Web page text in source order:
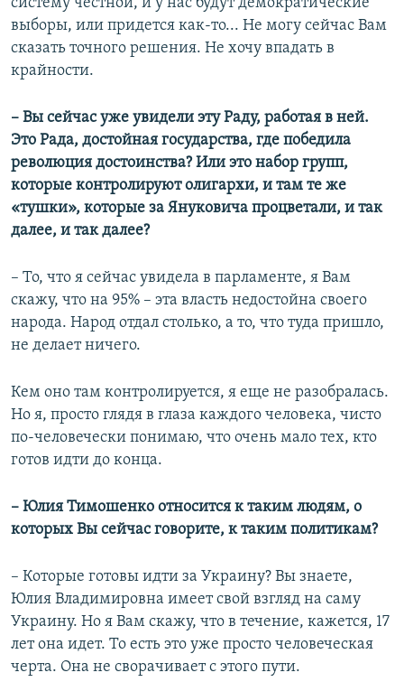
систему честной, и у нас будут демократические
выборы, или придется как-то... Не могу сейчас Вам
сказать точного решения. Не хочу впадать в
крайности.
– Вы сейчас уже увидели эту Раду, работая в ней.
Это Рада, достойная государства, где победила
революция достоинства? Или это набор групп,
которые контролируют олигархи, и там те же
«тушки», которые за Януковича процветали, и так
далее, и так далее?
– То, что я сейчас увидела в парламенте, я Вам
скажу, что на 95% – эта власть недостойна своего
народа. Народ отдал столько, а то, что туда пришло,
не делает ничего.
Кем оно там контролируется, я еще не разобралась.
Но я, просто глядя в глаза каждого человека, чисто
по-человечески понимаю, что очень мало тех, кто
готов идти до конца.
– Юлия Тимошенко относится к таким людям, о
которых Вы сейчас говорите, к таким политикам?
– Которые готовы идти за Украину? Вы знаете,
Юлия Владимировна имеет свой взгляд на саму
Украину. Но я Вам скажу, что в течение, кажется, 17
лет она идет. То есть это уже просто человеческая
черта. Она не сворачивает с этого пути.